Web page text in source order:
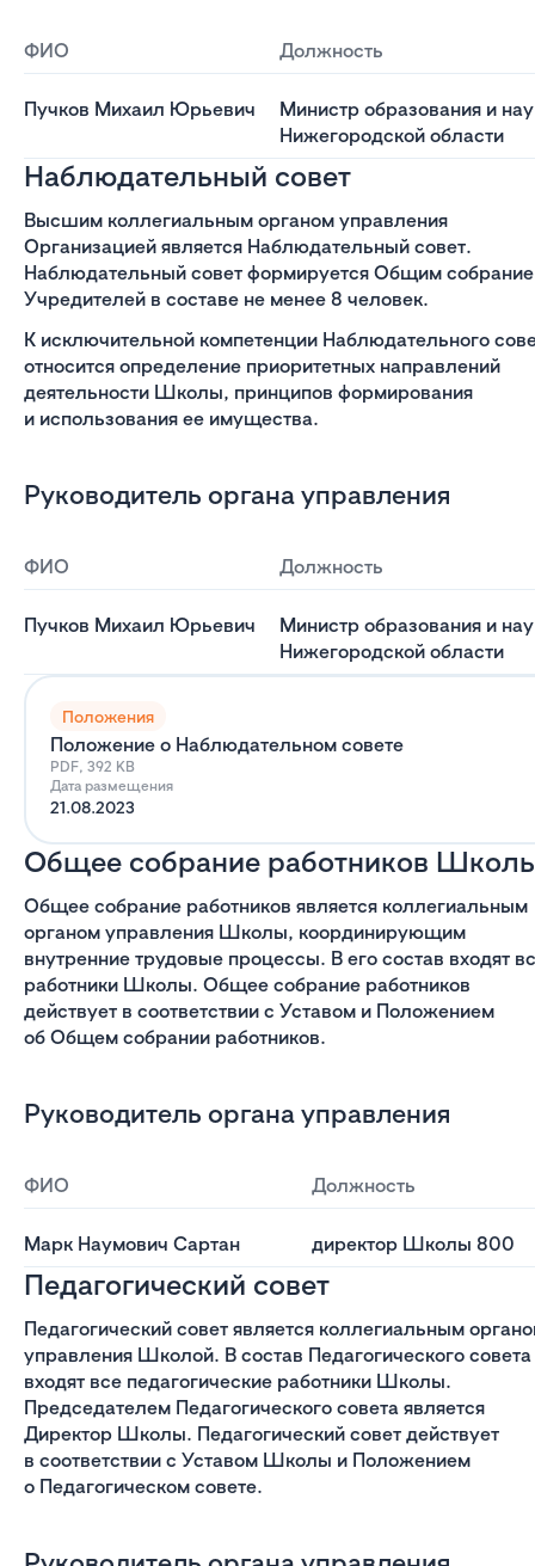
ФИО Должность
Пучков Михаил Юрьевич
Министр образования и
Нижегородской области
Наблюдательный совет
Высшим коллегиальным органом управления
Организацией является Наблюдательный совет.
Наблюдательный совет формируется Общим
Учредителей в составе не менее 8 человек.
К исключительной компетенции Наблюдательного
относится определение приоритетных направлений
деятельности Школы, принципов формирования
и использования ее имущества.
Руководитель органа управления
ФИО Должность
Пучков Михаил Юрьевич
Министр образования и
Нижегородской области
Положения
Положение о Наблюдательном совете
PDF, 392 KB
Дата размещения
21.08.2023
Общее собрание работников
Общее собрание работников является коллегиальным
органом управления Школы, координирующим
внутренние трудовые процессы. В его состав входят
работники Школы. Общее собрание работников
действует в соответствии с Уставом и Положением
об Общем собрании работников.
Руководитель органа управления
ФИО Должность
Марк Наумович Сартан директор Школы 800
Педагогический совет
Педагогический совет является коллегиальным
управления Школой. В состав Педагогического совета
входят все педагогические работники Школы.
Председателем Педагогического совета является
Директор Школы. Педагогический совет действует
в соответствии с Уставом Школы и Положением
о Педагогическом совете.